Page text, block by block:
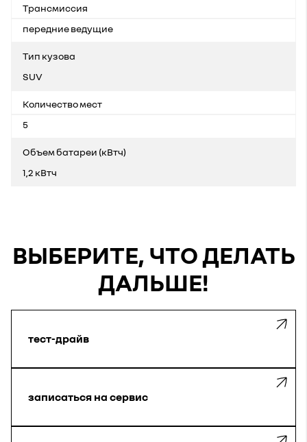
Трансмиссия
передние ведущие
Тип кузова
SUV
Количество мест
5
Объем батареи (кВтч)
1,2 кВтч
ВЫБЕРИТЕ, ЧТО ДЕЛАТЬ
ДАЛЬШЕ!
тест-драйв
записаться на сервис